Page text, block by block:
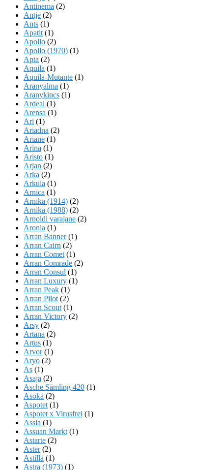
Antinema (2)
Antje (2)
Ants (1)
Apatit (1)
Apollo (2)
Apollo (1970) (1)
Apta (2)
Aquila (1)
Aquila-Mutante (1)
Aranyalma (1)
Aranykincs (1)
Ardeal (1)
Arensa (1)
Ari (1)
Ariadna (2)
Ariane (1)
Arina (1)
Aristo (1)
Arjan (2)
Arka (2)
Arkula (1)
Arnica (1)
Arnika (1914) (2)
Arnika (1988) (2)
Arnoldi varajane (2)
Aronia (1)
Arran Banner(1)
Arran Cairn (2)
Arran Comet (1)
Arran Comrade (2)
Arran Consul (1)
Arran Luxury (1)
Arran Peak (1)
Arran Pilot (2)
Arran Scout (1)
Arran Victory (2)
Arsy (2)
Artana (2)
Artus (1)
Arvor(1)
Aryo (2)
As (1)
Asaja (2)
Asche Sämling 420 (1)
Asoka (2)
Aspotet (1)
Aspotet x Virusfrei (1)
Assia (1)
Assuan Markt (1)
Astarte (2)
Aster(2)
Astilla (1)
Astra (1973) (1)